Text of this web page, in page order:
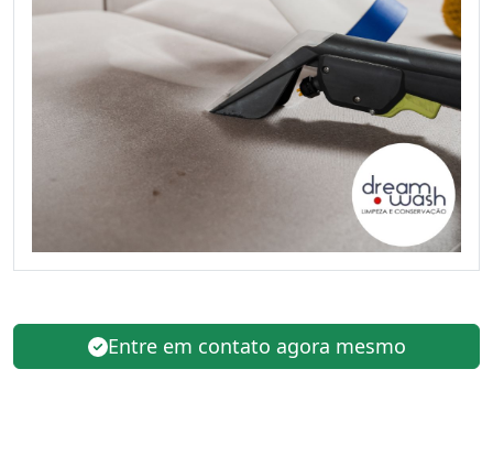
Entre em contato agora mesmo